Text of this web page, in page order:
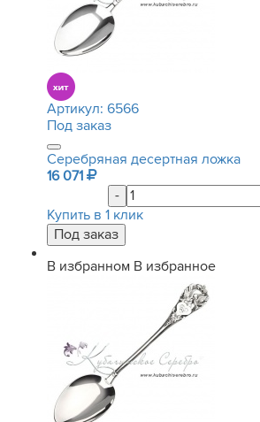
Артикул: 6566
Под заказ
Серебряная десертная ложка
16 071
-
Купить в 1 клик
В избранном В избранное